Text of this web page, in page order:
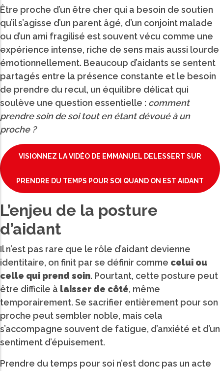
and
interact
with
the
content.
Être proche d’un être cher qui a besoin de soutien
qu’il s’agisse d’un parent âgé, d’un conjoint malade
ou d’un ami fragilisé est souvent vécu comme une
expérience intense, riche de sens mais aussi lourde
émotionnellement. Beaucoup d’aidants se sentent
partagés entre la présence constante et le besoin
de prendre du recul, un équilibre délicat qui
soulève une question essentielle : comment
prendre soin de soi tout en étant dévoué à un
proche ?
VISIONNEZ LA VIDÉO DE EMMANUEL DELESSERT SUR
PRENDRE DU TEMPS POUR SOI QUAND ON EST AIDANT
L’enjeu de la posture
d’aidant
Il n’est pas rare que le rôle d’aidant devienne
identitaire, on finit par se définir comme celui ou
celle qui prend soin. Pourtant, cette posture peut
être difficile à laisser de côté, même
temporairement. Se sacrifier entièrement pour son
proche peut sembler noble, mais cela
s’accompagne souvent de fatigue, d’anxiété et d’un
sentiment d’épuisement.
Prendre du temps pour soi n’est donc pas un acte